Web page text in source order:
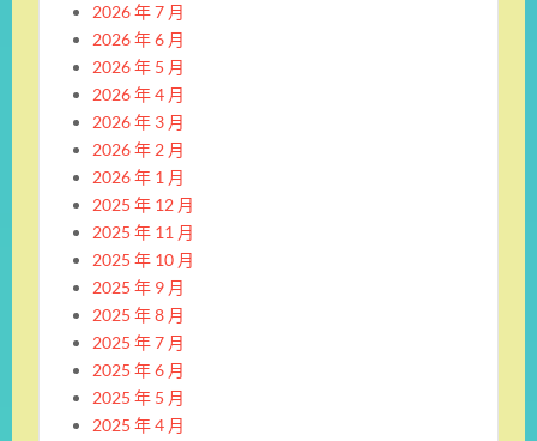
2026 年 7 月
2026 年 6 月
2026 年 5 月
2026 年 4 月
2026 年 3 月
2026 年 2 月
2026 年 1 月
2025 年 12 月
2025 年 11 月
2025 年 10 月
2025 年 9 月
2025 年 8 月
2025 年 7 月
2025 年 6 月
2025 年 5 月
2025 年 4 月